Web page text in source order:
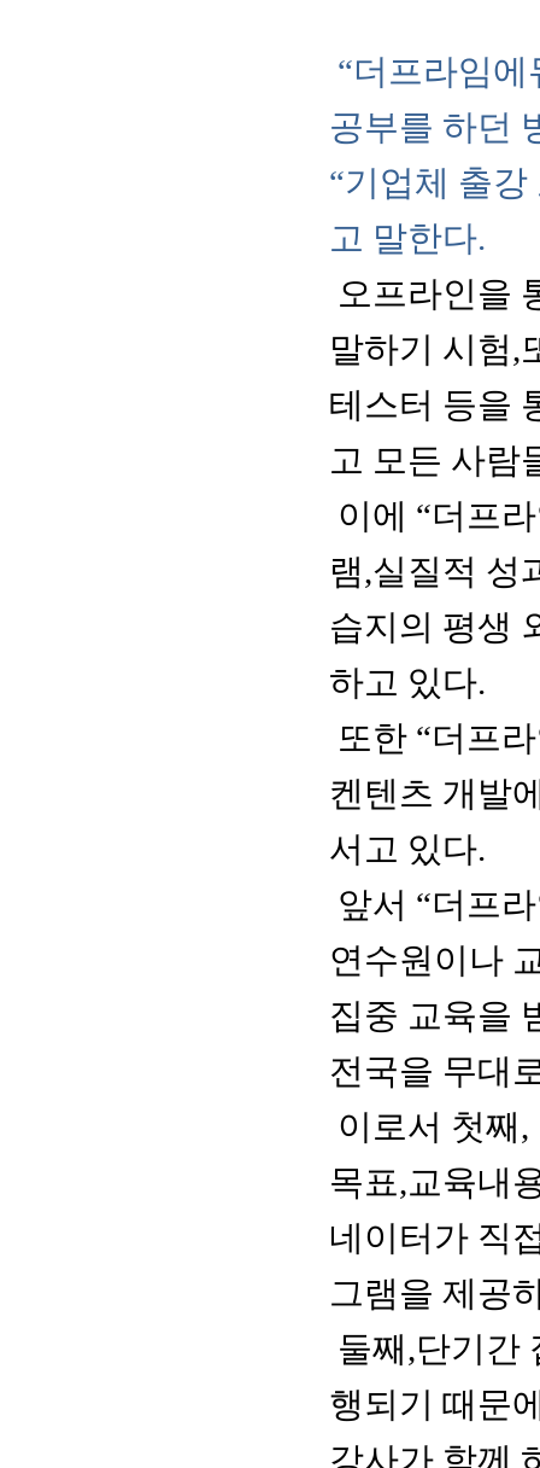
“더프라임
공부를 하던
“기업체 출
고 말한다.
오프라인을
말하기 시험,
테스터 등을
고 모든 사람
이에 “더프
램,실질적 성
습지의 평생
하고 있다.
또한 “더프
켄텐츠 개발
서고 있다.
앞서 “더프
연수원이나
집중 교육을
전국을 무대
이로서 첫째
목표,교육내
네이터가 직
그램을 제공
둘째,단기간
행되기 때문
강사가 함께